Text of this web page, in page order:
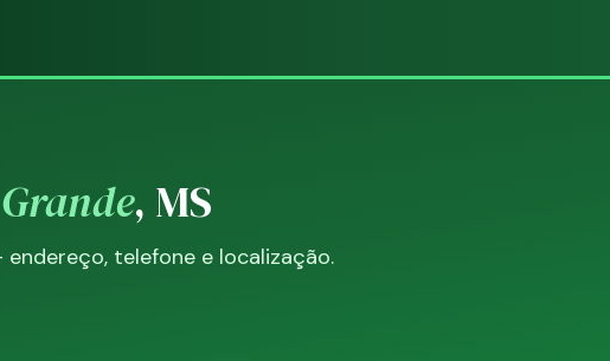
, MS
telefone e localização.